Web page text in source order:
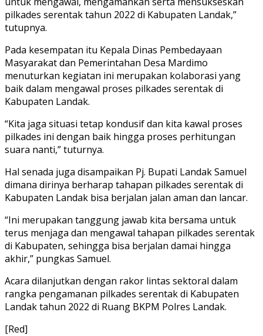
pilkades serentak tahun 2022 di Kabupaten Landak,”
tutupnya.
Pada kesempatan itu Kepala Dinas Pembedayaan
Masyarakat dan Pemerintahan Desa Mardimo
menuturkan kegiatan ini merupakan kolaborasi yang
baik dalam mengawal proses pilkades serentak di
Kabupaten Landak.
“Kita jaga situasi tetap kondusif dan kita kawal proses
pilkades ini dengan baik hingga proses perhitungan
suara nanti,” tuturnya.
Hal senada juga disampaikan Pj. Bupati Landak Samuel
dimana dirinya berharap tahapan pilkades serentak di
Kabupaten Landak bisa berjalan jalan aman dan lancar.
“Ini merupakan tanggung jawab kita bersama untuk
terus menjaga dan mengawal tahapan pilkades serentak
di Kabupaten, sehingga bisa berjalan damai hingga
akhir,” pungkas Samuel.
Acara dilanjutkan dengan rakor lintas sektoral dalam
rangka pengamanan pilkades serentak di Kabupaten
Landak tahun 2022 di Ruang BKPM Polres Landak.
[Red]